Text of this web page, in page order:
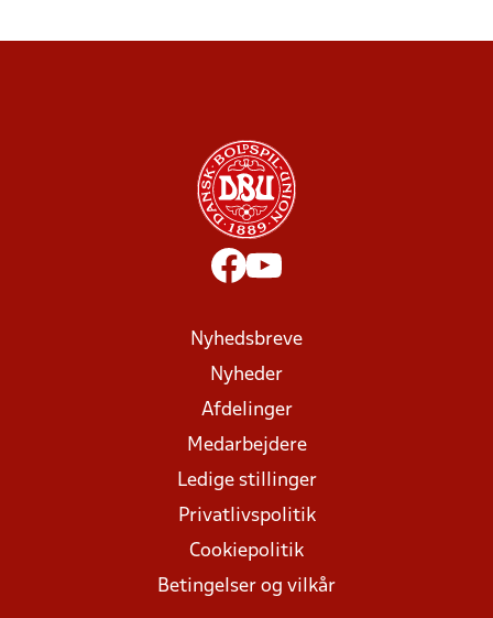
Nyhedsbreve
Nyheder
Afdelinger
Medarbejdere
Ledige stillinger
Privatlivspolitik
Cookiepolitik
Betingelser og vilkår